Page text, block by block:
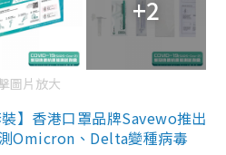
+2
圖片放大
】香港口罩品牌Savewo推出
Omicron、Delta變種病毒